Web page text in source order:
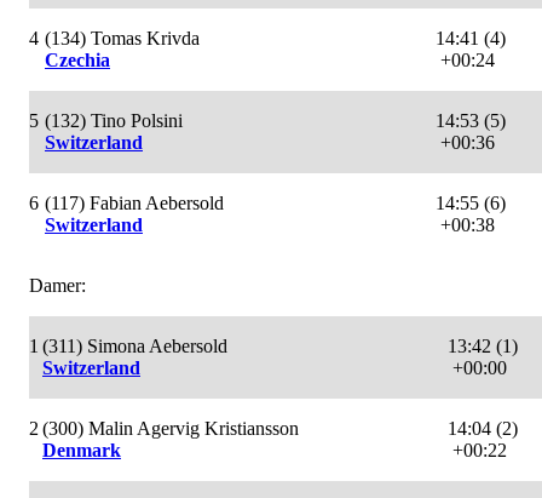
4 (134) Tomas Krivda
Czechia
14:41 (4)
+00:24
5 (132) Tino Polsini
Switzerland
14:53 (5)
+00:36
6 (117) Fabian Aebersold
Switzerland
14:55 (6)
+00:38
Damer:
1 (311) Simona Aebersold
Switzerland
13:42 (1)
+00:00
2 (300) Malin Agervig Kristiansson
Denmark
14:04 (2)
+00:22